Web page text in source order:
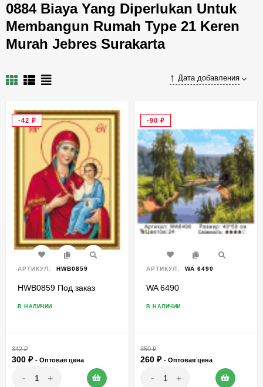
0884 Biaya Yang Diperlukan Untuk
Membangun Rumah Type 21 Keren
Murah Jebres Surakarta
Дата добавления
-42 ₽
АРТИКУЛ: HWB0859
HWB0859 Под заказ
В НАЛИЧИИ
342₽
300 ₽ - Оптовая цена
- +
-90 ₽
АРТИКУЛ: WA 6490
WA 6490
В НАЛИЧИИ
350₽
260 ₽ - Оптовая цена
- +